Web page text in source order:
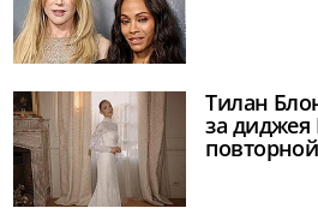
Тилан
за диджея